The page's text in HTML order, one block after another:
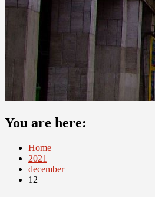
You are here:
Home
2021
december
12